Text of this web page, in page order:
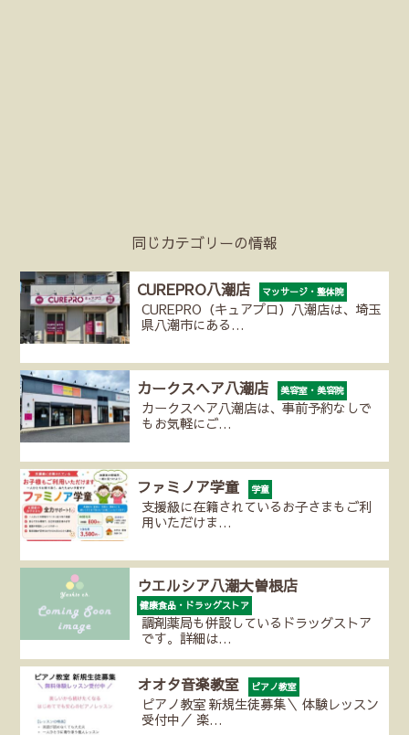
同じカテゴリーの情報
CUREPRO八潮店 マッサージ・整体院
CUREPRO（キュアプロ）八潮店は、埼玉
県八潮市にある…
カークスヘア八潮店 美容室・美容院
カークスヘア八潮店は、事前予約なしで
もお気軽にご…
ファミノア学童 学童
支援級に在籍されているお子さまもご利
用いただけま…
ウエルシア八潮大曽根店
健康食品・ドラッグストア
調剤薬局も併設しているドラッグストア
です。詳細は…
オオタ音楽教室 ピアノ教室
ピアノ教室 新規生徒募集＼ 体験レッスン
受付中／ 楽…